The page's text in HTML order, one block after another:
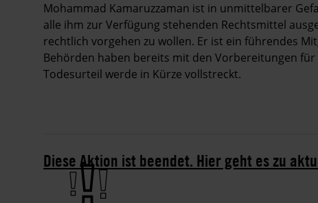
Mohammad Kamaruzzaman ist in unmittelbarer
alle ihm zur Verfügung stehenden Rechtsmittel
rechtlich vorgehen zu wollen. Er ist ein führendes
Behörden haben bereits mit den Vorbereitungen
Todesurteil werde in Kürze vollstreckt.
Diese Aktion ist beendet. Hier geht es zu